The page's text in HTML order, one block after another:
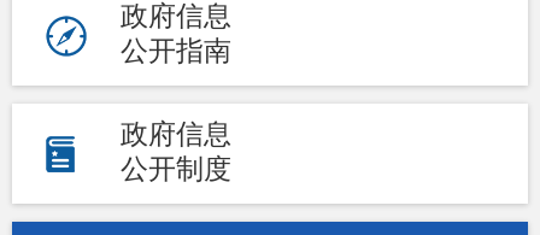
政府信息
公开指南
政府信息
公开制度